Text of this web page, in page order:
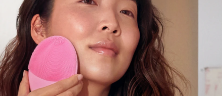
Мои приборы
Мои заказы
Мои адреса
Мои подписки
FAQ™ Pure Beauty-Tech Elixir
issa™ Teeth Whitening Set
English Deutsch
Español
Français
Italiano
Português
Polski
Svenska
Русский
Türkçe
简体中文 繁體中文